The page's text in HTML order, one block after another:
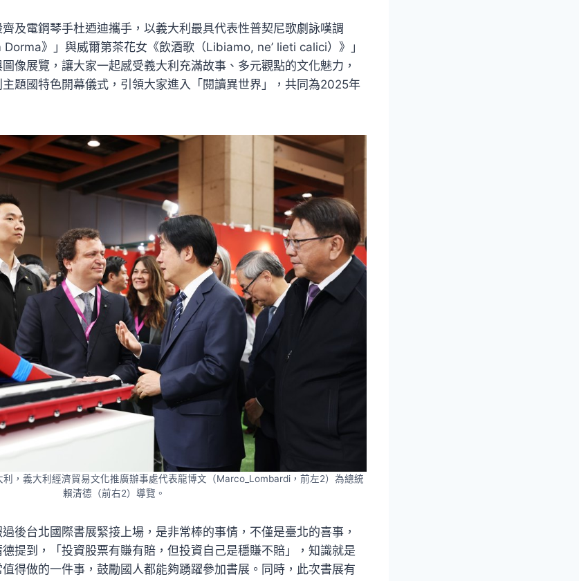
及電鋼琴手杜迺迪攜手，以義大利最具代表性普契尼歌劇詠嘆調
Dorma》」與威爾第茶花女《飲酒歌（Libiamo, ne’ lieti calici）》」
像展覽，讓大家一起感受義大利充滿故事、多元觀點的文化魅力，
題國特色開幕儀式，引領大家進入「閱讀異世界」，共同為2025年
，義大利經濟貿易文化推廣辦事處代表龍博文（Marco_Lombardi，前左2）為總統
賴清德（前右2）導覽。
後台北國際書展緊接上場，是非常棒的事情，不僅是臺北的喜事，
提到，「投資股票有賺有賠，但投資自己是穩賺不賠」，知識就是
得做的一件事，鼓勵國人都能夠踴躍參加書展。同時，此次書展有